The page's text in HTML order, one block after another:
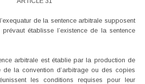
de la sentence arbitrale supposent
établisse l’existence de la sentence
arbitrale est établie par la production de
de la convention d’arbitrage ou des copies
les conditions requises pour leur